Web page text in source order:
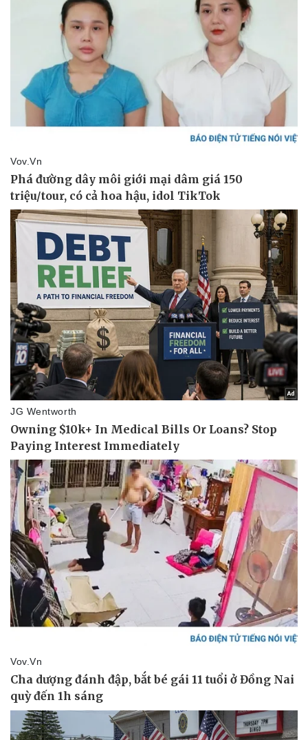
Vụ án
Tin nóng
Tư vấn luật
Quân sự - Quốc phòng
Việt Nam
Phân tích
Thể thao
Lịch thi đấu bóng đá
Thế giới thể thao
eSports
Hậu trường
Ô tô - Xe máy
Tư vấn